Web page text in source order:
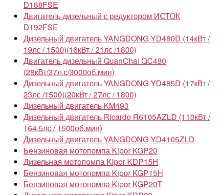
D188FSE
Двигатель дизельный с редуктором ИСТОК
D192FSE
Дизельный двигатель YANGDONG YD480D (14кВт /
19лс / 1500)(16кВт / 21лс /1800)
Двигатель дизельный QuanChai QC480
(28кВт/37л.с/3000об.мин)
Дизельный двигатель YANGDONG YD485D (17кВт /
23лс /1500)(20кВт / 27лс / 1800)
Дизельный двигатель KM493
Дизельный двигатель Ricardo R6105AZLD (110кВт /
164.5лс / 1500об.мин)
Дизельный двигатель YANGDONG YD4105ZLD
Бензиновая мотопомпа Kipor KGP20
Дизельная мотопомпа Kipor KDP15Н
Бензиновая мотопомпа Kipor KGP15H
Бензиновая мотопомпа Kipor KGP20T